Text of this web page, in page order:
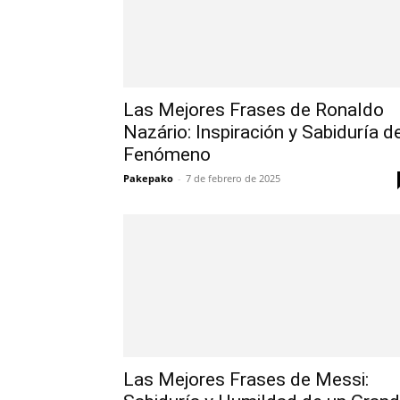
Las Mejores Frases de Ronaldo
Nazário: Inspiración y Sabiduría
Fenómeno
Pakepako - 7 de febrero de 2025
Las Mejores Frases de Messi: